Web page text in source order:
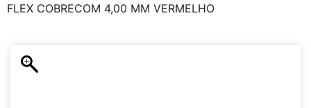
FLEX COBRECOM 4,00 MM VERMELHO